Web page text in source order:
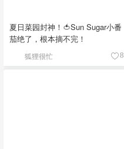
夏日菜园封神！🍅Sun Sugar小番
茄绝了，根本摘不完！
狐狸很忙 8